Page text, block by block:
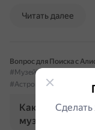
Читать далее
Вопрос для Поиска с
#МузейКосмонавтики
#Астрономия
Какие
музее